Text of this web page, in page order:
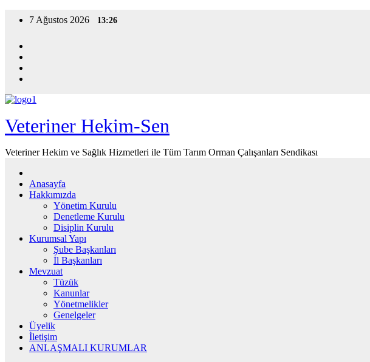
7 Ağustos 2026 13:26
Veteriner Hekim-Sen
Veteriner Hekim ve Sağlık Hizmetleri ile Tüm Tarım Orman Çalışanları Sendikası
Anasayfa
Hakkımızda
Yönetim Kurulu
Denetleme Kurulu
Disiplin Kurulu
Kurumsal Yapı
Şube Başkanları
İl Başkanları
Mevzuat
Tüzük
Kanunlar
Yönetmelikler
Genelgeler
Üyelik
İletişim
ANLAŞMALI KURUMLAR